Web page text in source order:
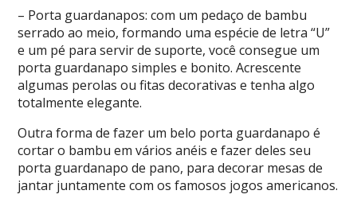
– Porta guardanapos: com um pedaço de bambu
serrado ao meio, formando uma espécie de letra “U”
e um pé para servir de suporte, você consegue um
porta guardanapo simples e bonito. Acrescente
algumas perolas ou fitas decorativas e tenha algo
totalmente elegante.
Outra forma de fazer um belo porta guardanapo é
cortar o bambu em vários anéis e fazer deles seu
porta guardanapo de pano, para decorar mesas de
jantar juntamente com os famosos jogos americanos.